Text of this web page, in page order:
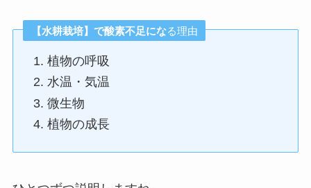
【水耕栽培】で酸素不足になる理由
植物の呼吸
水温・気温
微生物
植物の成長